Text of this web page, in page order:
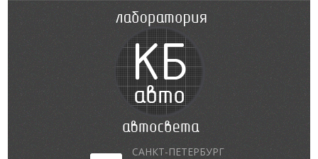
САНКТ-ПЕТЕРБУРГ